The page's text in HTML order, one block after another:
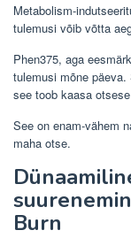
Metabolism-
tulemusi võib võtta
Phen375, aga
tulemusi mõne
see toob kaasa
See on enam-vähem
maha otse.
Burn